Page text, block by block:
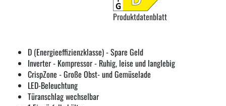
D (Energieeffizienzklasse) - Spare Geld
Inverter - Kompressor - Ruhig, leise und langlebig
CrispZone - Große Obst- und Gemüselade
LED-Beleuchtung
Türanschlag wechselbar
Produktdatenblatt